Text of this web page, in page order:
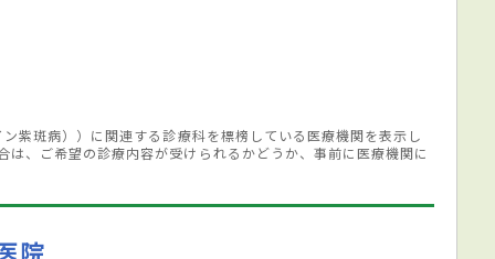
紫斑病））に関連する診療科を標榜している医療機関を表示し
、ご希望の診療内容が受けられるかどうか、事前に医療機関に
院